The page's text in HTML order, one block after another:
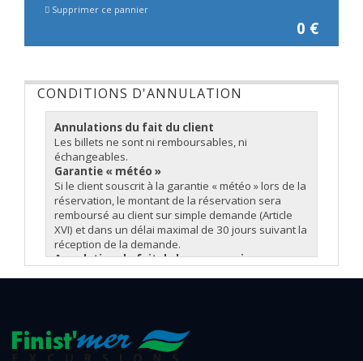
Supprimer ce pannier
0 €
CONDITIONS D'ANNULATION
Annulations du fait du client
Les billets ne sont ni remboursables, ni
échangeables.
Garantie « météo »
Si le client souscrit à la garantie « météo » lors de la
réservation, le montant de la réservation sera
remboursé au client sur simple demande (Article
XVI) et dans un délai maximal de 30 jours suivant la
réception de la demande.
Annulation du fait de la compagnie
de gêne pour le client et notamment :
- Report de la réservation sur une nouvelle date.